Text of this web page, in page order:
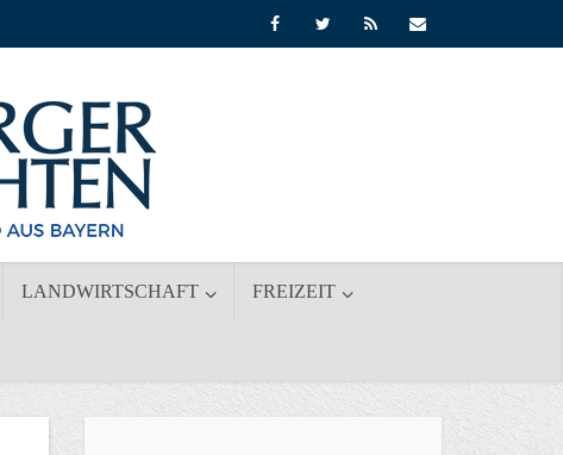
LANDWIRTSCHAFT FREIZEIT